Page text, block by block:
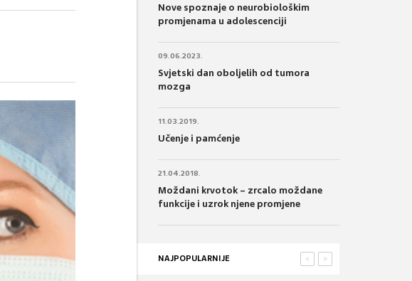
Nove spoznaje o neurobiološkim
promjenama u adolescenciji
09.06.2023.
Svjetski dan oboljelih od tumora
mozga
11.03.2019.
Učenje i pamćenje
21.04.2018.
Moždani krvotok – zrcalo moždane
funkcije i uzrok njene promjene
NAJPOPULARNIJE >
<